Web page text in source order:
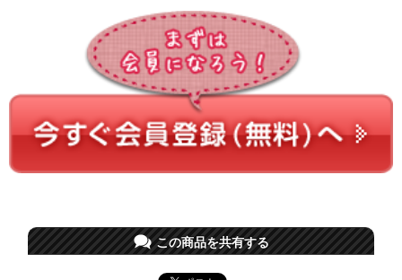
この商品を共有する